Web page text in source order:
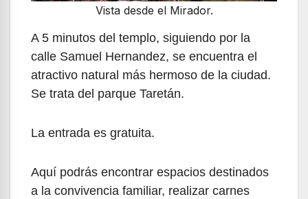
Vista desde el Mirador.
A 5 minutos del templo, siguiendo por la
calle Samuel Hernandez, se encuentra el
atractivo natural más hermoso de la ciudad.
Se trata del parque Taretán.
La entrada es gratuita.
Aquí podrás encontrar espacios destinados
a la convivencia familiar, realizar carnes